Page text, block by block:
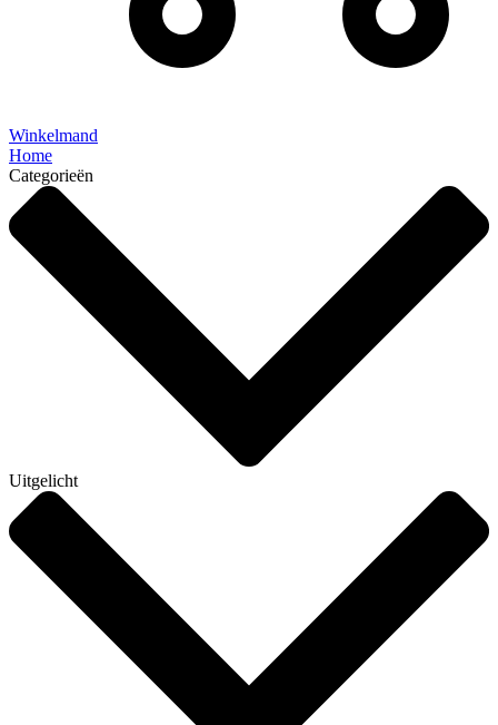
Winkelmand
Home
Categorieën
Uitgelicht